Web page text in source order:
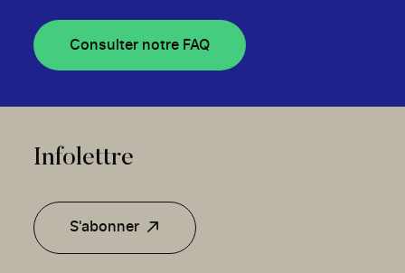
Consulter notre FAQ
Infolettre
S'abonner